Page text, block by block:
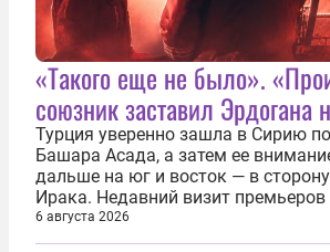
«Такого еще не было».
союзник заставил Эрдогана
Турция уверенно зашла в Сирию
Башара Асада, а затем ее
дальше на юг и восток — в
Ирака. Недавний визит премьеров
Анкару, договоры об участии
TPAO в разработке нефти
6 августа 2026